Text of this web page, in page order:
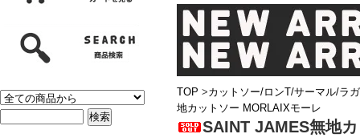
TOP >カットソー/ロンT/サーマル/ラ
地カットソー MORLAIXモーレ
SAINT JAMES無地